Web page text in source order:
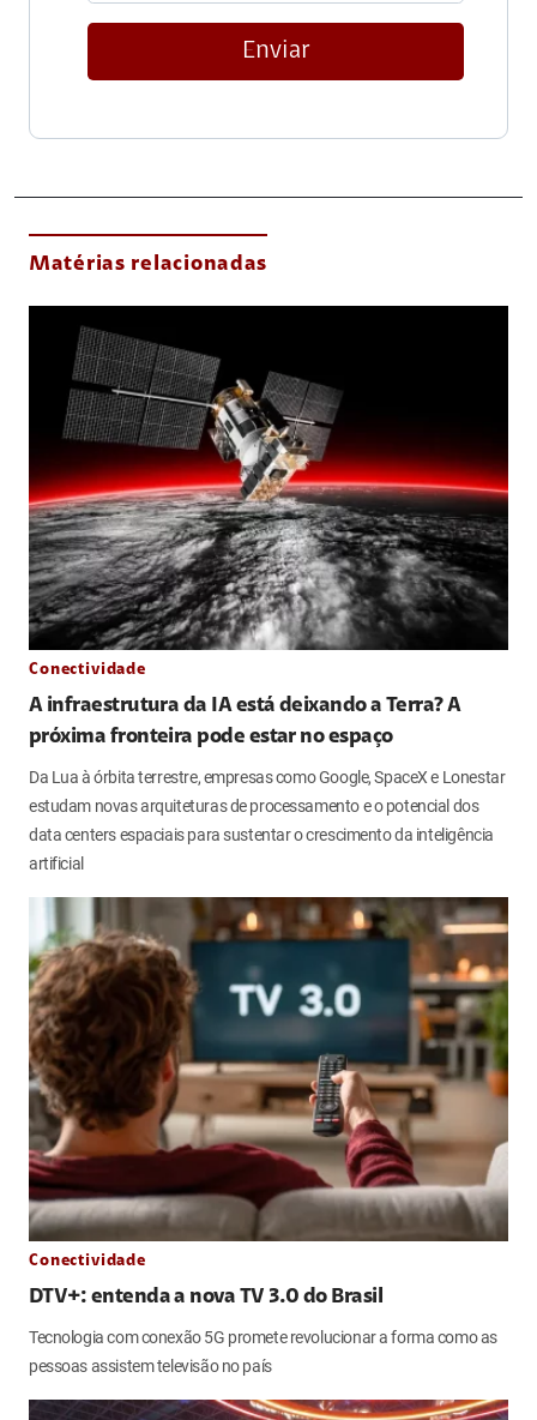
Enviar
Matérias relacionadas
Conectividade
A infraestrutura da IA está deixando a Terra? A
próxima fronteira pode estar no espaço
Da Lua à órbita terrestre, empresas como Google, SpaceX e Lonestar
estudam novas arquiteturas de processamento e o potencial dos
data centers espaciais para sustentar o crescimento da inteligência
artificial
Conectividade
DTV+: entenda a nova TV 3.0 do Brasil
Tecnologia com conexão 5G promete revolucionar a forma como as
pessoas assistem televisão no país